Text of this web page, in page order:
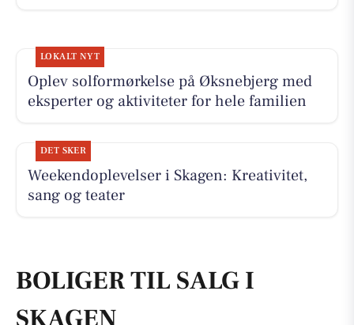
LOKALT NYT
Oplev solformørkelse på Øksnebjerg med
eksperter og aktiviteter for hele familien
DET SKER
Weekendoplevelser i Skagen: Kreativitet,
sang og teater
BOLIGER TIL SALG I